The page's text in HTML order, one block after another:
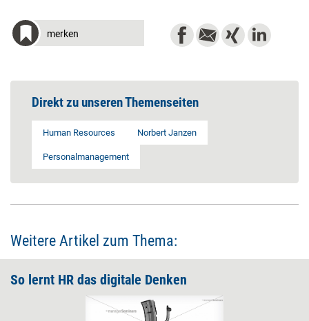
merken
Direkt zu unseren Themenseiten
Human Resources Norbert Janzen
Personalmanagement
Weitere Artikel zum Thema:
So lernt HR das ­digitale Denken